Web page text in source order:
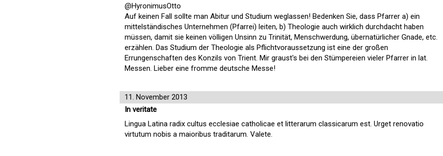
@HyronimusOtto
Auf keinen Fall sollte man Abitur und Studium weglassen! Bedenken Sie, dass Pfarrer a) ein
mittelständisches Unternehmen (Pfarrei) leiten, b) Theologie auch wirklich durchdacht haben
müssen, damit sie keinen völligen Unsinn zu Trinität, Menschwerdung, übernatürlicher Gnade, etc.
erzählen. Das Studium der Theologie als Pflichtvoraussetzung ist eine der großen
Errungenschaften des Konzils von Trient. Mir graust's bei den Stümpereien vieler Pfarrer in lat.
Messen. Lieber eine fromme deutsche Messe!
11. November 2013
In veritate
Lingua Latina radix cultus ecclesiae catholicae et litterarum classicarum est. Urget renovatio
virtutum nobis a maioribus traditarum. Valete.